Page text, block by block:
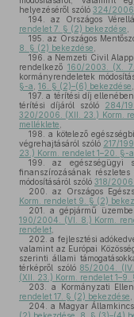
helyezéséről szóló 324/
194.
az Országos
rendelet 7. § (2) bekezdése
195.
az Országos
8. § (2) bekezdése
196. a Nemzeti Civil
rendelkező 160/2003. (X.
kormányrendeletek
§-a 16. § (2)–(6) bekezdése
197. a térítési díj
térítési díjáról szóló 284/
320/2006. (XII. 23.) Korm.
melléklete
198.
a kötelező
végrehajtásáról szóló 217/
23.) Korm. rendelet 1–20. §-a
199.
az egészségügyi
finanszírozásának részletes
módosításáról szóló 318/
200.
az Országos
Korm. rendelet 9. § (2)
201.
a gépjármű
190/2004. (VI. 8.) Korm.
rendelet
202. a fejlesztési
valamint az Európai
szerinti állami
térképről szóló 85/2004.
(XII. 23.) Korm. rendelet 1–9.
203.
a Kormányzati
rendelet 17. § (2) bekezdése
204.
a Magyar